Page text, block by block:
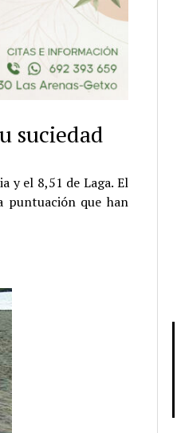
suciedad
y el 8,51 de Laga. El
puntuación que han